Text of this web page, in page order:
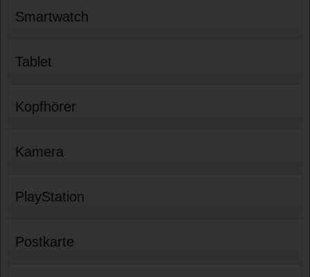
Smartwatch
Tablet
Kopfhörer
Kamera
PlayStation
Postkarte